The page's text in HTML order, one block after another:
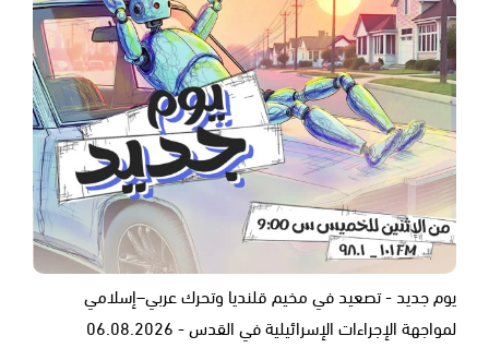
يوم جديد - تصعيد في مخيم قلنديا وتحرك عربي–إسلامي
لمواجهة الإجراءات الإسرائيلية في القدس - 06.08.2026